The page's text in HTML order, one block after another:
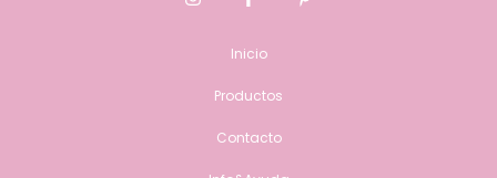
Inicio
Productos
Contacto